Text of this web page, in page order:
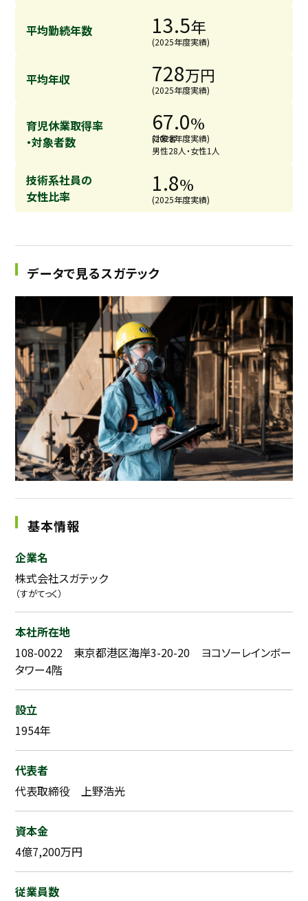
平均勤続年数 13.5年
(2025年度実績)
平均年収 728万円
(2025年度実績)
育児休業取得率
・対象者数
67.0%
対象者
男性28人・女性1人
(2025年度実績)
技術系社員の
女性比率
1.8%
(2025年度実績)
データで見るスガテック
基本情報
企業名
株式会社スガテック
（すがてっく）
本社所在地
108-0022 東京都港区海岸3-20-20 ヨコソーレインボー
タワー4階
設立
1954年
代表者
代表取締役 上野浩光
資本金
4億7,200万円
従業員数